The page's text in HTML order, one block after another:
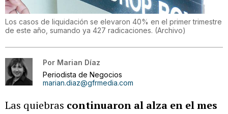
Los casos de liquidación se elevaron 40% en el primer trimestre
de este año, sumando ya 427 radicaciones. (Archivo)
Por Marian Díaz
Periodista de Negocios
marian.diaz@gfrmedia.com
Las quiebras continuaron al alza en el mes